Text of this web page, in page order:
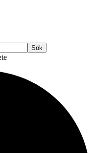
Sök